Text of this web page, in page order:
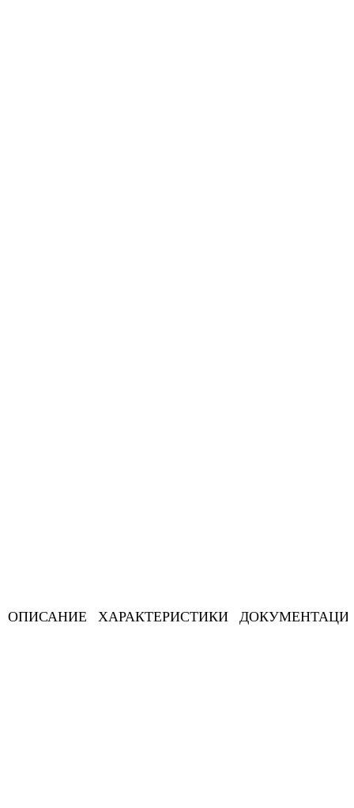
ОПИСАНИЕ ХАРАКТЕРИСТИКИ